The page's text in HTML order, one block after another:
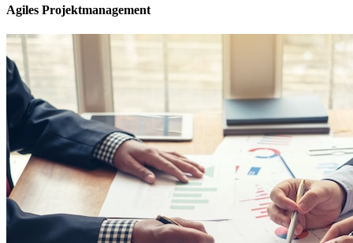
Agiles Projektmanagement